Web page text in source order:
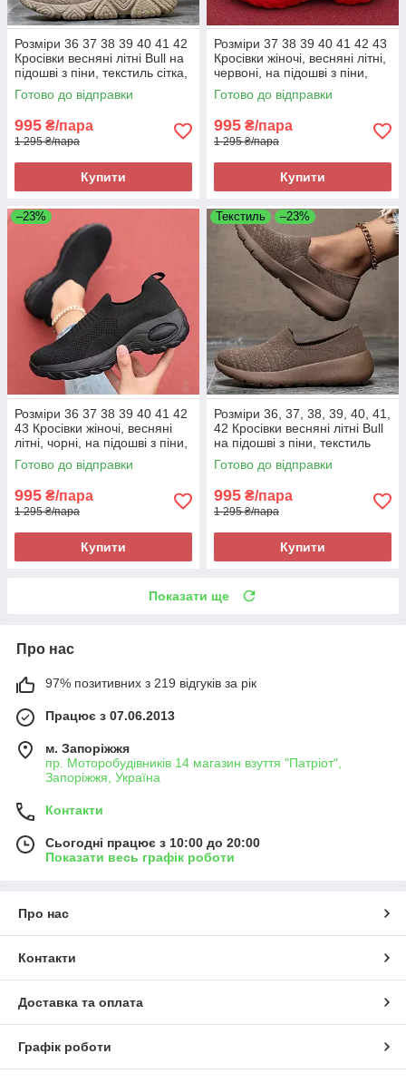
Розміри 36 37 38 39 40 41 42
Кросівки весняні літні Bull на
підошві з піни, текстиль сітка,
хакі бежеві, легкі та зручні
Готово до відправки
995 ₴/пара
1 295 ₴/пара
Купити
Розміри 37 38 39 40 41 42 43
Кросівки жіночі, весняні літні,
червоні, на підошві з піни,
текстиль, легкі та зручні
Готово до відправки
995 ₴/пара
1 295 ₴/пара
Купити
–23%
Розміри 36 37 38 39 40 41 42
43 Кросівки жіночі, весняні
літні, чорні, на підошві з піни,
текстиль, легкі та зручні
Готово до відправки
995 ₴/пара
1 295 ₴/пара
Купити
Текстиль –23%
Розміри 36, 37, 38, 39, 40, 41,
42 Кросівки весняні літні Bull
на підошві з піни, текстиль
сітка, коричневі, легкі та
зручні
Готово до відправки
995 ₴/пара
1 295 ₴/пара
Купити
Показати ще
Про нас
97% позитивних з 219 відгуків за рік
Працює з 07.06.2013
м. Запоріжжя
пр. Моторобудівників 14 магазин взуття "Патріот",
Запоріжжя, Україна
Контакти
Сьогодні працює з 10:00 до 20:00
Показати весь графік роботи
Про нас
Контакти
Доставка та оплата
Графік роботи